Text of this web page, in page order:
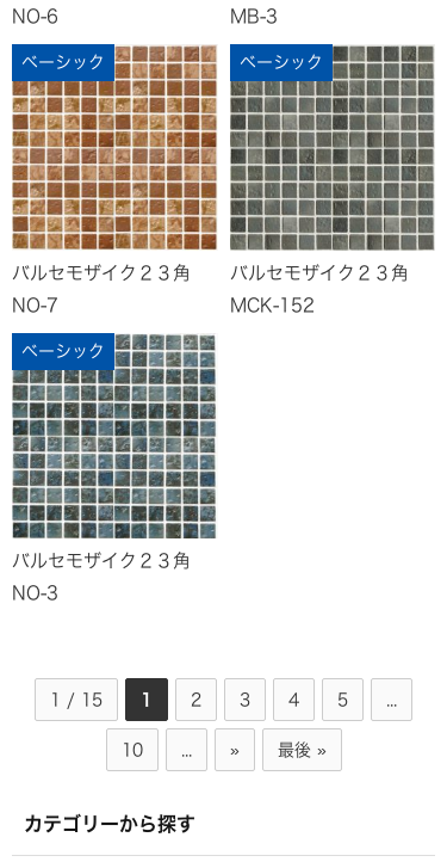
NO-6
MB-3
バルセモザイク２３角
NO-7
ベーシック
バルセモザイク２３角
MCK-152
ベーシック
バルセモザイク２３角
NO-3
ベーシック
1 / 15 1 2 3 4 5
10 » 最後 »
カテゴリーから探す